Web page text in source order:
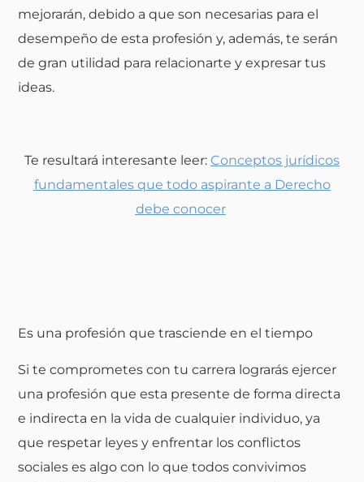
mejorarán, debido a que son necesarias para el
desempeño de esta profesión y, además, te serán
de gran utilidad para relacionarte y expresar tus
ideas.
Te resultará interesante leer: Conceptos jurídicos
fundamentales que todo aspirante a Derecho
debe conocer
Es una profesión que trasciende en el tiempo
Si te comprometes con tu carrera lograrás ejercer
una profesión que esta presente de forma directa
e indirecta en la vida de cualquier individuo, ya
que respetar leyes y enfrentar los conflictos
sociales es algo con lo que todos convivimos